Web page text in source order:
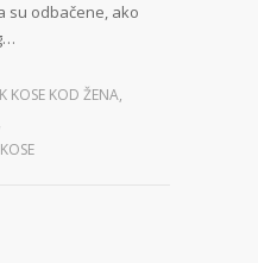
su odbačene, ako
KOSE KOD ŽENA,